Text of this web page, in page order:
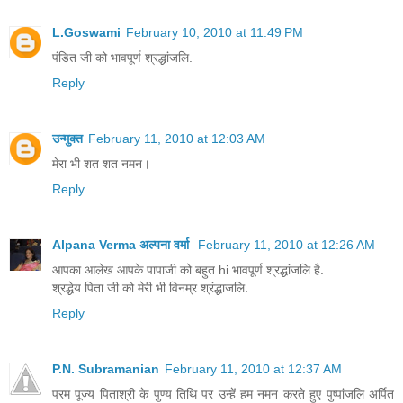
L.Goswami February 10, 2010 at 11:49 PM
पंडित जी को भावपूर्ण श्रद्धांजलि.
Reply
उन्मुक्त February 11, 2010 at 12:03 AM
मेरा भी शत शत नमन।
Reply
Alpana Verma अल्पना वर्मा
February 11, 2010 at 12:26 AM
आपका आलेख आपके पापाजी को बहुत hi भावपूर्ण श्रद्धांजलि है.
श्रद्धेय पिता जी को मेरी भी विनम्र श्रंद्धाजलि.
Reply
P.N. Subramanian February 11, 2010 at 12:37 AM
परम पूज्य पिताश्री के पुण्य तिथि पर उन्हें हम नमन करते हुए पुष्पांजलि अर्पित